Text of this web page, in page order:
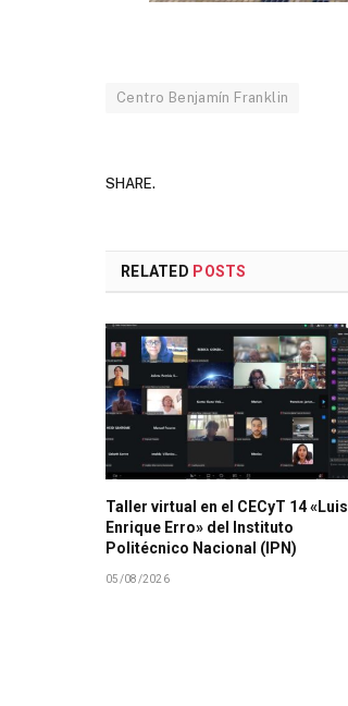
Centro Benjamín Franklin
SHARE.
RELATED POSTS
Taller virtual en el CECyT 14 «Luis
Enrique Erro» del Instituto
Politécnico Nacional (IPN)
05/08/2026